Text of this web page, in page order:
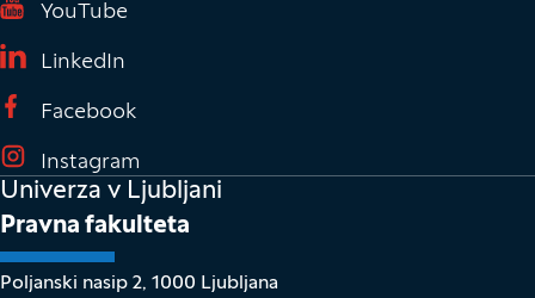
YouTube
LinkedIn
Facebook
Instagram
Univerza v Ljubljani
Pravna fakulteta
Poljanski nasip 2, 1000 Ljubljana